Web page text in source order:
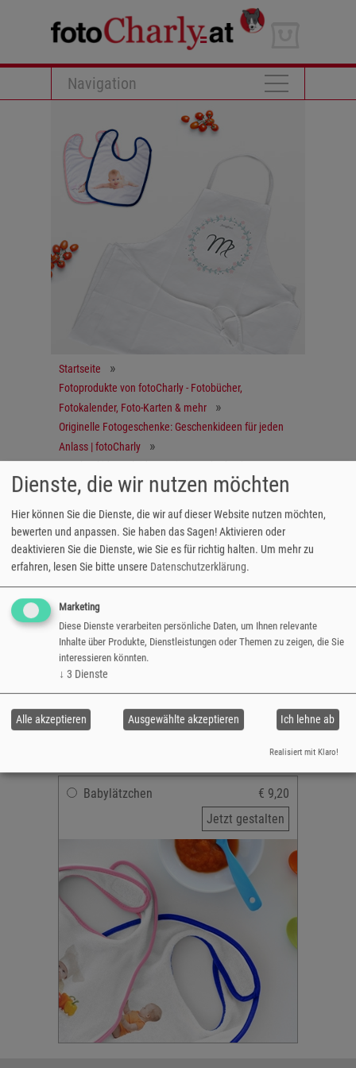
Navigation
Startseite
Fotoprodukte von fotoCharly - Fotobücher,
Fotokalender, Foto-Karten & mehr
Originelle Fotogeschenke: Geschenkideen für jeden
Anlass | fotoCharly
Geschenkidee: Kleidung mit Fotos bedrucken
Babylätzchen
Praktisch & einzigartig
Unser Babylätzchen mit Wunschmotiv ist nicht
nur praktisch, sondern dank individuellem
Motiv einzigartig. Somit das perfekte
Geschenk zur Geburt oder Taufe.
Größe: 37 x 28 cm
Bedruckbare Fläche: Max. 13 x 18 cm
Babylätzchen
€ 9,20
Jetzt gestalten
Dienste, die wir nutzen möchten
Hier können Sie die Dienste, die wir auf dieser Website nutzen möchten,
bewerten und anpassen. Sie haben das Sagen! Aktivieren oder
deaktivieren Sie die Dienste, wie Sie es für richtig halten. Um mehr zu
erfahren, lesen Sie bitte unsere Datenschutzerklärung.
Marketing
Diese Dienste verarbeiten persönliche Daten, um Ihnen relevante
Inhalte über Produkte, Dienstleistungen oder Themen zu zeigen, die Sie
interessieren könnten.
↓ 3 Dienste
Ich lehne ab
Ausgewählte akzeptieren
Alle akzeptieren
Realisiert mit Klaro!